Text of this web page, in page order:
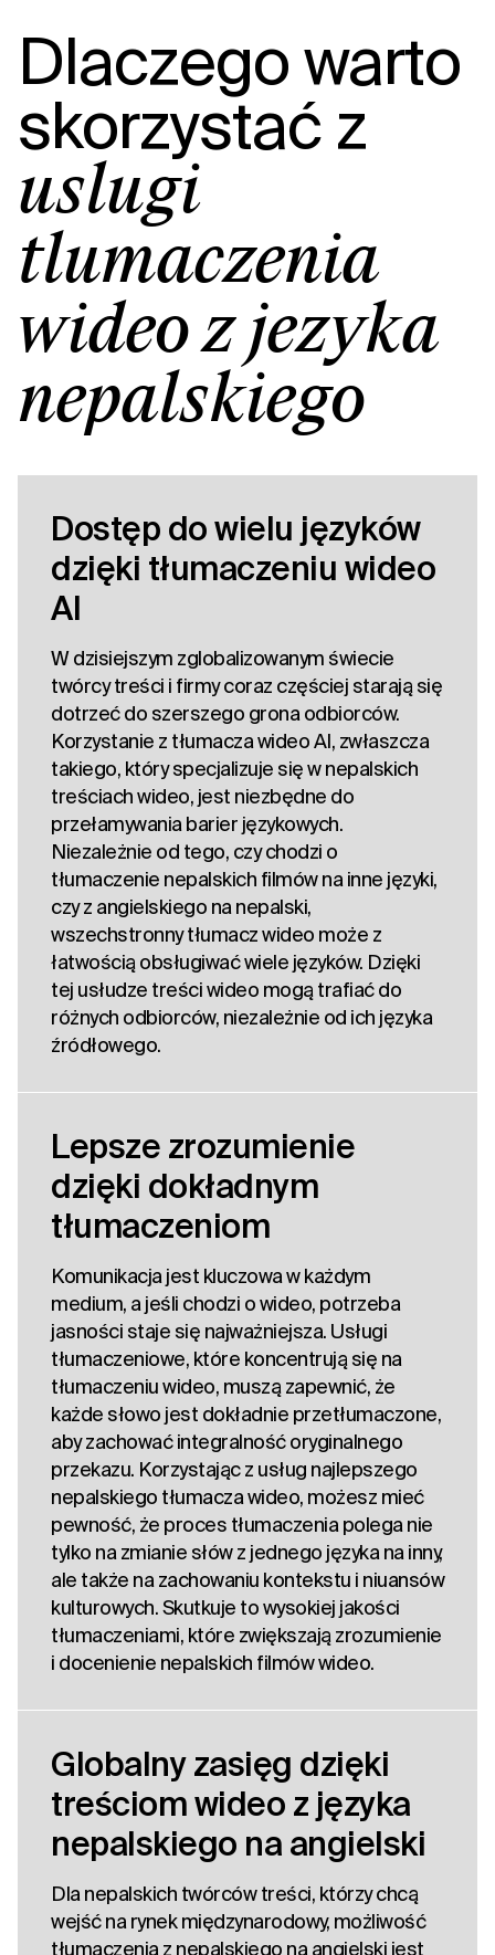
Dlaczego warto
skorzystać z
usługi
tłumaczenia
wideo z języka
nepalskiego
Dostęp do wielu języków
dzięki tłumaczeniu wideo
AI
W dzisiejszym zglobalizowanym świecie
twórcy treści i firmy coraz częściej starają się
dotrzeć do szerszego grona odbiorców.
Korzystanie z tłumacza wideo AI, zwłaszcza
takiego, który specjalizuje się w nepalskich
treściach wideo, jest niezbędne do
przełamywania barier językowych.
Niezależnie od tego, czy chodzi o
tłumaczenie nepalskich filmów na inne języki,
czy z angielskiego na nepalski,
wszechstronny tłumacz wideo może z
łatwością obsługiwać wiele języków. Dzięki
tej usłudze treści wideo mogą trafiać do
różnych odbiorców, niezależnie od ich języka
źródłowego.
Lepsze zrozumienie
dzięki dokładnym
tłumaczeniom
Komunikacja jest kluczowa w każdym
medium, a jeśli chodzi o wideo, potrzeba
jasności staje się najważniejsza. Usługi
tłumaczeniowe, które koncentrują się na
tłumaczeniu wideo, muszą zapewnić, że
każde słowo jest dokładnie przetłumaczone,
aby zachować integralność oryginalnego
przekazu. Korzystając z usług najlepszego
nepalskiego tłumacza wideo, możesz mieć
pewność, że proces tłumaczenia polega nie
tylko na zmianie słów z jednego języka na inny,
ale także na zachowaniu kontekstu i niuansów
kulturowych. Skutkuje to wysokiej jakości
tłumaczeniami, które zwiększają zrozumienie
i docenienie nepalskich filmów wideo.
Globalny zasięg dzięki
treściom wideo z języka
nepalskiego na angielski
Dla nepalskich twórców treści, którzy chcą
wejść na rynek międzynarodowy, możliwość
tłumaczenia z nepalskiego na angielski jest